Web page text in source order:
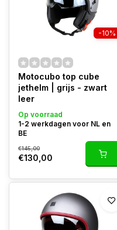
-10%
Motocubo top cube
jethelm | grijs - zwart
leer
Op voorraad
1-2 werkdagen voor NL en
BE
€145,00
€130,00